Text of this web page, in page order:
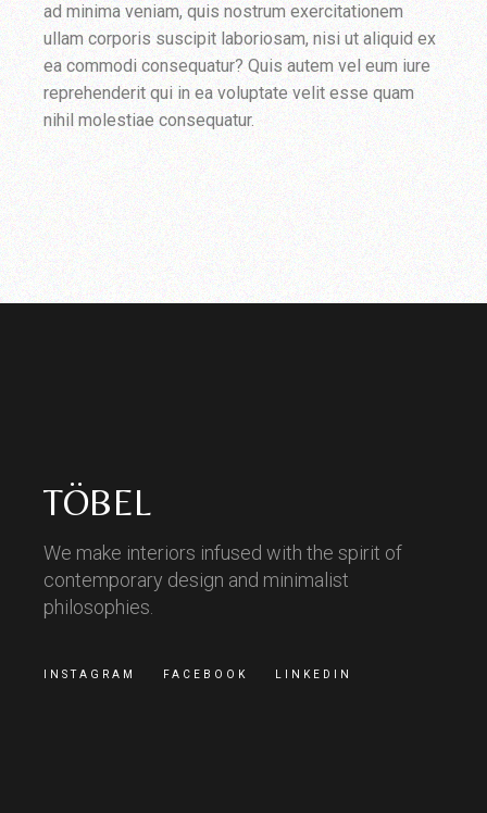
ad minima veniam, quis nostrum exercitationem
ullam corporis suscipit laboriosam, nisi ut aliquid ex
ea commodi consequatur? Quis autem vel eum iure
reprehenderit qui in ea voluptate velit esse quam
nihil molestiae consequatur.
TÖBEL
We make interiors infused with the spirit of
contemporary design and minimalist
philosophies.
INSTAGRAM FACEBOOK LINKEDIN